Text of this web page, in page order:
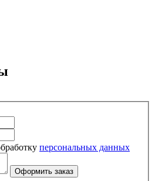
персональных данных
Оформить заказ